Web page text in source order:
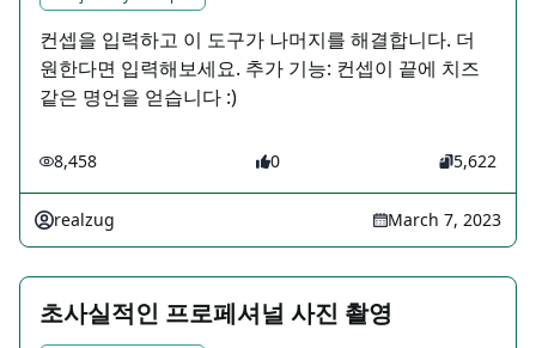
컨셉을 입력하고 이 도구가 나머지를 해결합니다. 더
원한다면 입력해보세요. 추가 기능: 컨셉이 끝에 치즈
같은 명언을 얻습니다 :)
8,458 0 5,622
realzug March 7, 2023
초사실적인 프로페셔널 사진 촬영